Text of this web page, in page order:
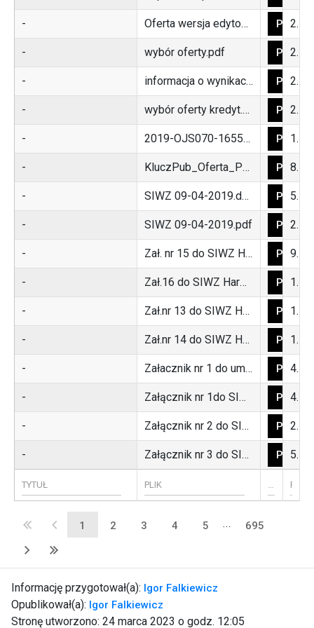
- Oferta wersja edytowalna.docx 21877
- wybór oferty.pdf 287089
- informacja o wynikach.pdf 258928
- wybór oferty kredyt.pdf 250986
- 2019-OJS070-165555-pl ogłoszenie o zamówieniu.pdf 160489
- KluczPub_Oferta_PostepowanieID_bb3b3e67-7518-4fb5-81b6-d3aca14c4eeb.zip 828
- SIWZ 09-04-2019.doc 523776
- SIWZ 09-04-2019.pdf 22652883
- Zał. nr 15 do SIWZ Harmonogram Sołectwa Gminy Lądek Zdrój - zmieszane 2019.pdf 92624
- Zał.16 do SIWZ Harmonogram Gmina Lądek Zdrój - selektywne 2019.pdf 110746
- Zał.nr 13 do SIWZ Harmonogram Miasto Lądek Zdrój - zmieszane 2019.pdf 119063
- Zał.nr 14 do SIWZ Harmonogram Lądek Zdrój (miasto) - selektywne 2019.pdf 105776
- Załacznik nr 1 do umowy dzierżawy.pdf 409834
- Załącznik nr 1do SIWZ Wykaz Nieruchomości zamieszkałych.rtf 4896256
- Załącznik nr 2 do SIWZ Wykaz nieruchomości niezamieszkałych i letniskowych.rtf 2301543
- Załącznik nr 3 do SIWZ wzór umowy dzierżawy na PSZOK.doc 58880
1 2 3 4 5 … 695
Informację przygotował(a): Igor Falkiewicz
Opublikował(a): Igor Falkiewicz
Stronę utworzono: 24 marca 2023 o godz. 12:05